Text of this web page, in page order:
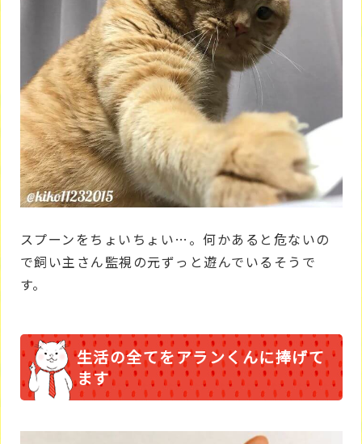
スプーンをちょいちょい…。何かあると危ないの
で飼い主さん監視の元ずっと遊んでいるそうで
す。
生活の全てをアランくんに捧げて
ます